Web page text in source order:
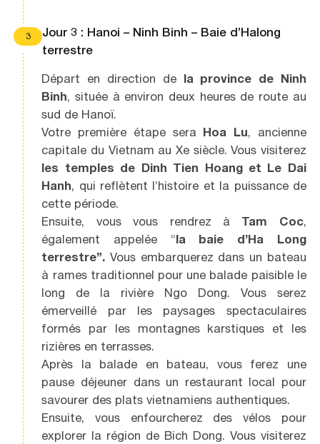
3
Jour 3 : Hanoi – Ninh Binh – Baie d’Halong
terrestre
Départ en direction de la province de Ninh
Binh, située à environ deux heures de route au
sud de Hanoï.
Votre première étape sera Hoa Lu, ancienne
capitale du Vietnam au Xe siècle. Vous visiterez
les temples de Dinh Tien Hoang et Le Dai
Hanh, qui reflètent l’histoire et la puissance de
cette période.
Ensuite, vous vous rendrez à Tam Coc,
également appelée “la baie d’Ha Long
terrestre”. Vous embarquerez dans un bateau
à rames traditionnel pour une balade paisible le
long de la rivière Ngo Dong. Vous serez
émerveillé par les paysages spectaculaires
formés par les montagnes karstiques et les
rizières en terrasses.
Après la balade en bateau, vous ferez une
pause déjeuner dans un restaurant local pour
savourer des plats vietnamiens authentiques.
Ensuite, vous enfourcherez des vélos pour
explorer la région de Bich Dong. Vous visiterez